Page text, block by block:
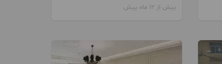
بیش از 12 ماه پیش